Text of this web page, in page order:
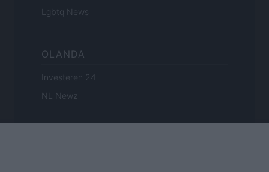
Lgbtq News
OLANDA
Investeren 24
NL Newz